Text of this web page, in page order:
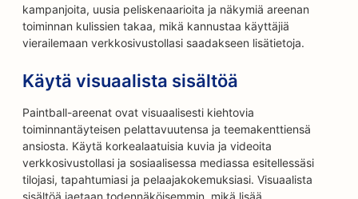
kampanjoita, uusia peliskenaarioita ja näkymiä areenan
toiminnan kulissien takaa, mikä kannustaa käyttäjiä
vierailemaan verkkosivustollasi saadakseen lisätietoja.
Käytä visuaalista sisältöä
Paintball-areenat ovat visuaalisesti kiehtovia
toiminnantäyteisen pelattavuutensa ja teemakenttiensä
ansiosta. Käytä korkealaatuisia kuvia ja videoita
verkkosivustollasi ja sosiaalisessa mediassa esitellessäsi
tilojasi, tapahtumiasi ja pelaajakokemuksiasi. Visuaalista
sisältöä jaetaan todennäköisemmin, mikä lisää